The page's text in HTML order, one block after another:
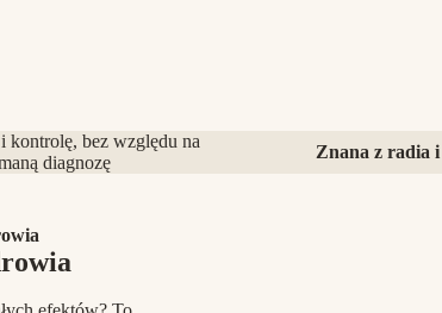
kontrolę, bez względu na
diagnozę
Znana z radia